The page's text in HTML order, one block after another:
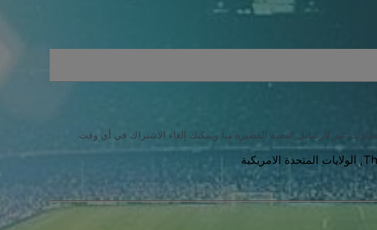
عبر الرسائل النصية القصيرة منا ويمكنك إلغاء الاشتراك في أي وقت.